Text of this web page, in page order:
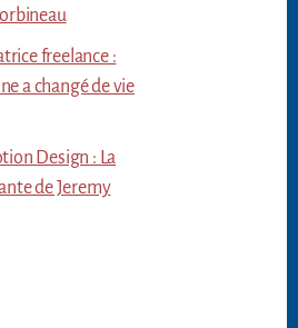
freelance :
a changé de vie
Design : La
de Jeremy